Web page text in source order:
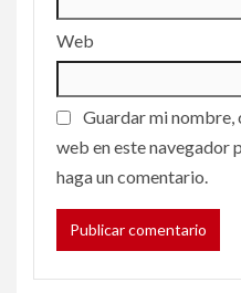
Web
Guardar mi
web en este navegador
haga un comentario.